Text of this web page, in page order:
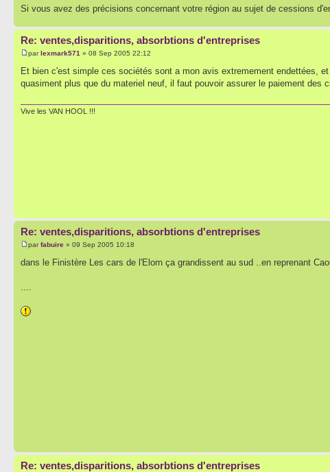
Si vous avez des précisions concernant votre région au sujet de cessions
Re: ventes,disparitions, absorbtions d'entreprises
parlexmark571 » 08 Sep 2005 22:12
Et bien c'est simple ces sociétés sont a mon avis extremement endettées,
quasiment plus que du materiel neuf, il faut pouvoir assurer le paiement
Vive les VAN HOOL !!!
Re: ventes,disparitions, absorbtions d'entreprises
parfabuire » 09 Sep 2005 10:18
dans le Finistère Les cars de l'Elorn ça grandissent au sud ..en reprenant
....
Re: ventes,disparitions, absorbtions d'entreprises